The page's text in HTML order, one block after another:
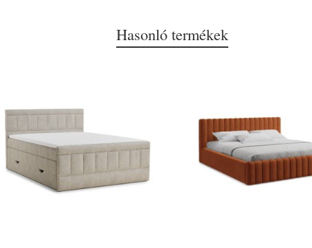
Hasonló termékek